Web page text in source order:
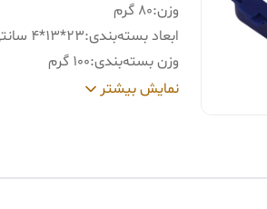
وزن:80 گرم
ابعاد بسته‌بندی:23*13*4 سانتی‌متر
وزن بسته‌بندی:100 گرم
جنس :پلاستیک
نمایش بیشتر